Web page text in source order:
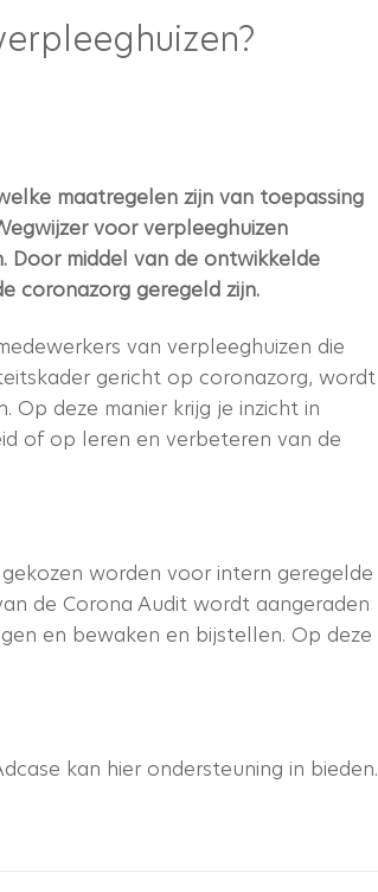
maatregelen zijn van toepassing
voor verpleeghuizen
Door middel van de ontwikkelde
coronazorg geregeld zijn.
van verpleeghuizen die
gericht op coronazorg, wordt
deze manier krijg je inzicht in
of op leren en verbeteren van de
worden voor intern geregelde
de Corona Audit wordt aangeraden
en bewaken en bijstellen. Op deze
kan hier ondersteuning in bieden.